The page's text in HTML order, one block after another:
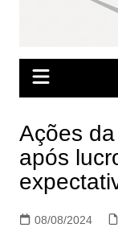
Ações
após
08/08/2024